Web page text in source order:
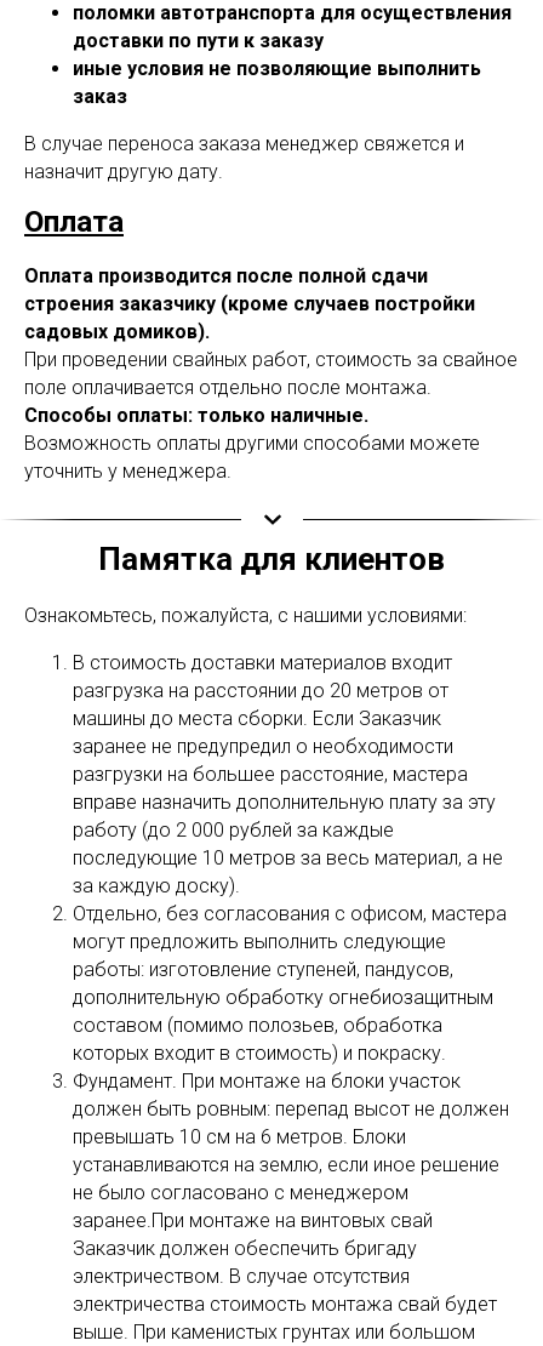
поломки автотранспорта для осуществления
доставки по пути к заказу
иные условия не позволяющие выполнить
заказ
В случае переноса заказа менеджер свяжется и
назначит другую дату.
Оплата
Оплата производится после полной сдачи
строения заказчику (кроме случаев постройки
садовых домиков).
При проведении свайных работ, стоимость за свайное
поле оплачивается отдельно после монтажа.
Способы оплаты: только наличные.
Возможность оплаты другими способами можете
уточнить у менеджера.
Памятка для клиентов
Ознакомьтесь, пожалуйста, с нашими условиями:
В стоимость доставки материалов входит
разгрузка на расстоянии до 20 метров от
машины до места сборки. Если Заказчик
заранее не предупредил о необходимости
разгрузки на большее расстояние, мастера
вправе назначить дополнительную плату за эту
работу (до 2 000 рублей за каждые
последующие 10 метров за весь материал, а не
за каждую доску).
Отдельно, без согласования с офисом, мастера
могут предложить выполнить следующие
работы: изготовление ступеней, пандусов,
дополнительную обработку огнебиозащитным
составом (помимо полозьев, обработка
которых входит в стоимость) и покраску.
Фундамент. При монтаже на блоки участок
должен быть ровным: перепад высот не должен
превышать 10 см на 6 метров. Блоки
устанавливаются на землю, если иное решение
не было согласовано с менеджером
заранее.При монтаже на винтовых свай
Заказчик должен обеспечить бригаду
электричеством. В случае отсутствия
электричества стоимость монтажа свай будет
выше. При каменистых грунтах или большом